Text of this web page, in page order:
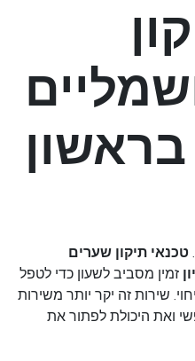
בראשון
טכנאי תיקון שערים
זמין מסביב לשעון כדי לטפל
שירות זה יקר יותר משירות
ואת היכולת לפתור את